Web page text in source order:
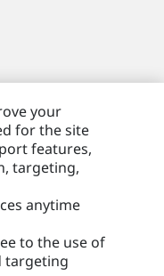
your
for the site
features,
targeting,
anytime
to the use of
targeting